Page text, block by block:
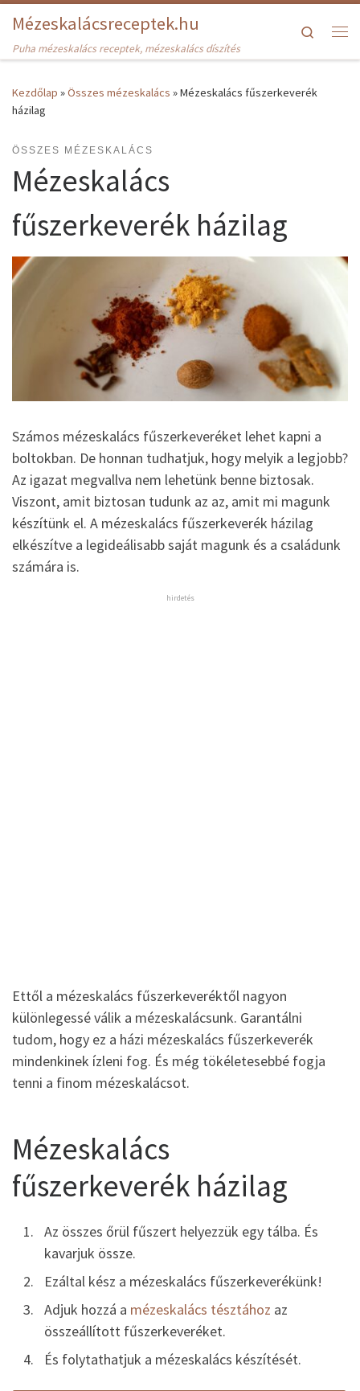
Skip to content
Mézeskalácsreceptek.hu
Puha mézeskalács receptek, mézeskalács díszítés
Search
Kezdőlap »Összes mézeskalács »Mézeskalács fűszerkeverék
házilag
ÖSSZES MÉZESKALÁCS
Mézeskalács
fűszerkeverék házilag
Számos mézeskalács fűszerkeveréket lehet kapni a
boltokban. De honnan tudhatjuk, hogy melyik a legjobb?
Az igazat megvallva nem lehetünk benne biztosak.
Viszont, amit biztosan tudunk az az, amit mi magunk
készítünk el. A mézeskalács fűszerkeverék házilag
elkészítve a legideálisabb saját magunk és a családunk
számára is.
hirdetés
Ettől a mézeskalács fűszerkeveréktől nagyon
különlegessé válik a mézeskalácsunk. Garantálni
tudom, hogy ez a házi mézeskalács fűszerkeverék
mindenkinek ízleni fog. És még tökéletesebbé fogja
tenni a finom mézeskalácsot.
Mézeskalács
fűszerkeverék házilag
Az összes őrül fűszert helyezzük egy tálba. És
kavarjuk össze.
Ezáltal kész a mézeskalács fűszerkeverékünk!
Adjuk hozzá a mézeskalács tésztához az
összeállított fűszerkeveréket.
És folytathatjuk a mézeskalács készítését.